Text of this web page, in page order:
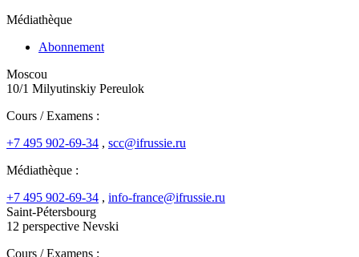
Médiathèque
Abonnement
Moscou
10/1 Milyutinskiy Pereulok
Cours / Examens :
+7 495 902-69-34 , scc@ifrussie.ru
Médiathèque :
+7 495 902-69-34 , info-france@ifrussie.ru
Saint-Pétersbourg
12 perspective Nevski
Cours / Examens :